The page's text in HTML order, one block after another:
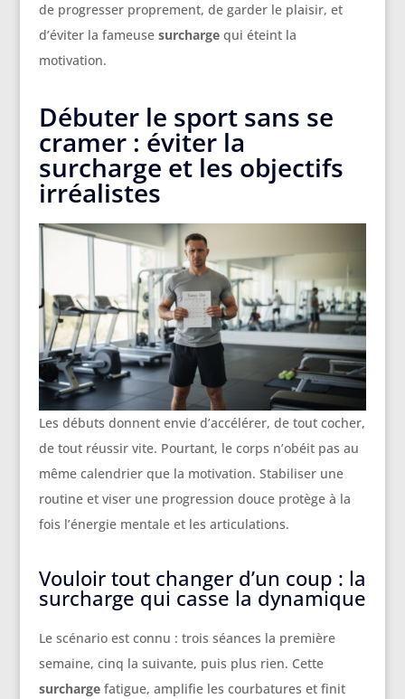
de progresser proprement, de garder le plaisir, et
d’éviter la fameuse surchargequi éteint la
motivation.
Débuter le sport sans se
cramer : éviter la
surcharge et les objectifs
irréalistes
Les débuts donnent envie d’accélérer, de tout cocher,
de tout réussir vite. Pourtant, le corps n’obéit pas au
même calendrier que la motivation. Stabiliser une
routine et viser une progression douce protège à la
fois l’énergie mentale et les articulations.
Vouloir tout changer d’un coup : la
surcharge qui casse la dynamique
Le scénario est connu : trois séances la première
semaine, cinq la suivante, puis plus rien. Cette
surchargefatigue, amplifie les courbatures et finit